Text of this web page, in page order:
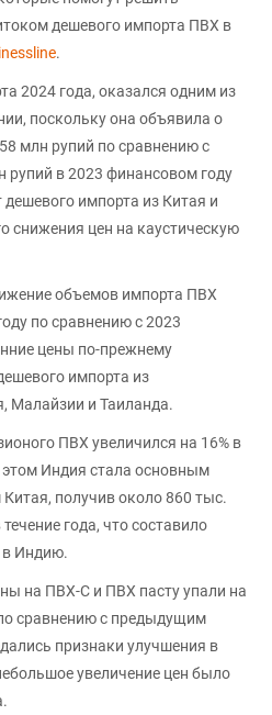
дешевого импорта ПВХ в
.
2024 года, оказался одним из
поскольку она объявила о
млн рупий по сравнению с
в 2023 финансовом году
дешевого импорта из Китая и
снижения цен на каустическую
объемов импорта ПВХ
по сравнению с 2023
цены по-прежнему
импорта из
Малайзии и Таиланда.
ПВХ увеличился на 16% в
Индия стала основным
получив около 860 тыс.
года, что составило
в Индию.
на ПВХ-С и ПВХ пасту упали на
по сравнению с предыдущим
признаки улучшения в
увеличение цен было